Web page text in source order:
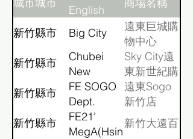
English
新竹縣市 Big City
遠東巨城購
物中心
新竹縣市
Chubei
New
Century
Shopping
Mall
Sky City遠
東新世紀購
物中心
新竹縣市
FE SOGO
Dept.
Store
(Hsinchu)
遠東Sogo
新竹店
新竹縣市
FE21'
MegA(Hsinchu)
新竹大遠百